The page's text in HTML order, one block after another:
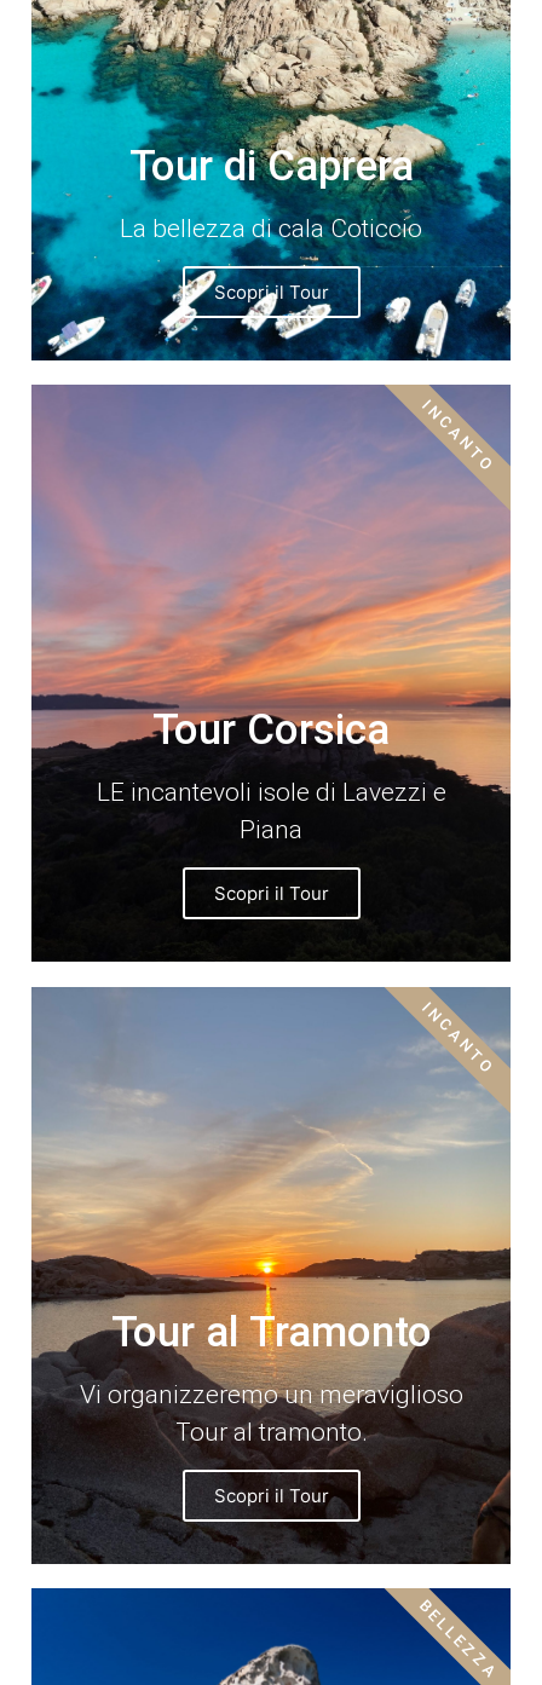
Tour di Caprera
La bellezza di cala Coticcio
Scopri il Tour
Tour Corsica
LE incantevoli isole di Lavezzi e
Piana
Scopri il Tour
INCANTO
Tour al Tramonto​
Vi organizzeremo un meraviglioso
Tour al tramonto.
Scopri il Tour
INCANTO
BELLEZZA